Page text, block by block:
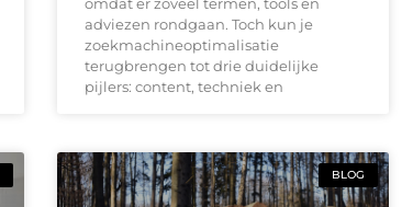
adviezen rondgaan. Toch kun je
zoekmachineoptimalisatie
terugbrengen tot drie duidelijke
pijlers: content, techniek en
BLOG